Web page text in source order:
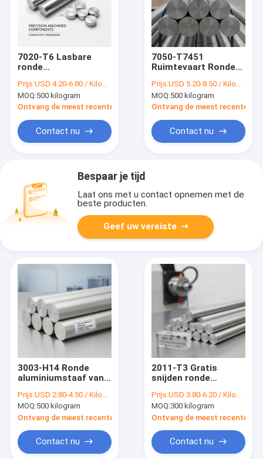
7020-T6 Lasbare
ronde
de vervaardiging van
militaire voertuigen
en pantserplaat
Prijs:USD 4.20-6.80 / Kilogram
MOQ:500 kilogram
Ontvang de meest recente Prijs
Contact nu
7050-T7451
Ruimtevaart Ronde
met hoge
breuksterkte voor
van luchtvaartuigen
Prijs:USD 5.20-8.50 / Kilogram
MOQ:500 kilogram
Ontvang de meest recente
Contact nu
Bespaar je tijd
Laat ons met u contact opnemen met de
beste producten.
Geef uw vereiste
3003-H14 Ronde
aluminiumstaaf van
ASTM B221 voor
chemische
apparatuur en
opslagtanks
Prijs:USD 2.80-4.50 / Kilogram
MOQ:500 kilogram
Ontvang de meest recente Prijs
Contact nu
2011-T3 Gratis
snijden ronde
CNC automatische
draaibank
Prijs:USD 3.80-6.20 / Kilogram
MOQ:300 kilogram
Ontvang de meest recente
Contact nu